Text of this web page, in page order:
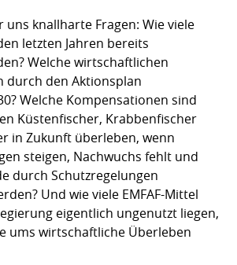
uns knallharte Fragen: Wie viele
letzten Jahren bereits
Welche wirtschaftlichen
durch den Aktionsplan
Welche Kompensationen sind
Küstenfischer, Krabbenfischer
in Zukunft überleben, wenn
steigen, Nachwuchs fehlt und
durch Schutzregelungen
Und wie viele EMFAF-Mittel
eigentlich ungenutzt liegen,
ums wirtschaftliche Überleben